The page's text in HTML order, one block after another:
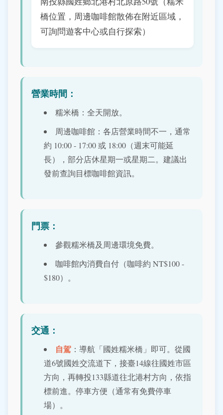
橋位置，周邊咖啡館散佈在附近區域，
可詢問遊客中心或自行探索）
營業時間：
糯米橋：全天開放。
周邊咖啡館：各店營業時間不一，通常
約 10:00 - 17:00 或 18:00（週末可能延
長），部分店休星期一或星期二。建議出
發前查詢目標咖啡館資訊。
門票：
參觀糯米橋及周邊環境免費。
咖啡館內消費自付（咖啡約 NT$100 -
$180）。
交通：
自駕 ：導航「國姓糯米橋」即可。從國
道6號國姓交流道下，接臺14線往國姓市區
方向，再轉投133縣道往北港村方向，依指
標前進。停車方便（通常有免費停車
場）。